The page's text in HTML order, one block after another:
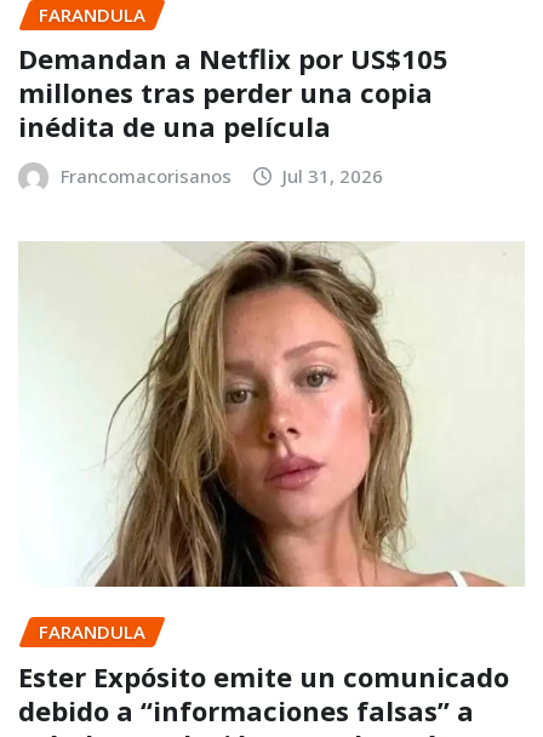
FARANDULA
Demandan a Netflix por US$105
millones tras perder una copia
inédita de una película
Francomacorisanos Jul 31, 2026
FARANDULA
Ester Expósito emite un comunicado
debido a “informaciones falsas” a